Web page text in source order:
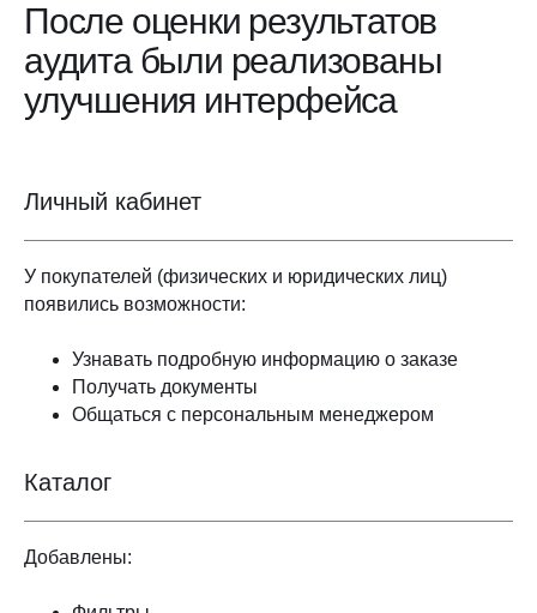
После оценки результатов
аудита были реализованы
улучшения интерфейса
Личный кабинет
У покупателей (физических и юридических лиц)
появились возможности:
Узнавать подробную информацию о заказе
Получать документы
Общаться с персональным менеджером
Каталог
Добавлены: